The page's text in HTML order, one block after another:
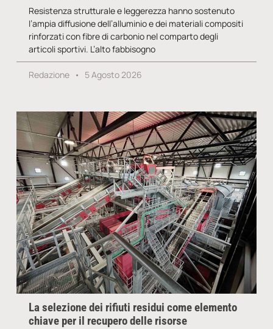
Resistenza strutturale e leggerezza hanno sostenuto
l’ampia diffusione dell’alluminio e dei materiali compositi
rinforzati con fibre di carbonio nel comparto degli
articoli sportivi. L’alto fabbisogno
Redazione 5 Agosto 2026
La selezione dei rifiuti residui come elemento
chiave per il recupero delle risorse